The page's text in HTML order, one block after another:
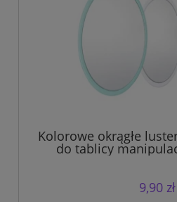
Kolorowe okrągłe
do tablicy
9,90 zł